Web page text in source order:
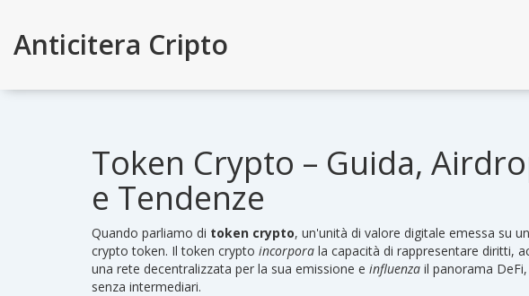
Anticitera Cripto
Token Crypto – Guida,
e Tendenze
Quando parliamo di token crypto, un'unità di valore digitale emessa su
crypto token. Iltoken crypto incorpora la capacità di rappresentare diritti,
una rete decentralizzata per la sua emissione e influenza il panorama
senza intermediari.